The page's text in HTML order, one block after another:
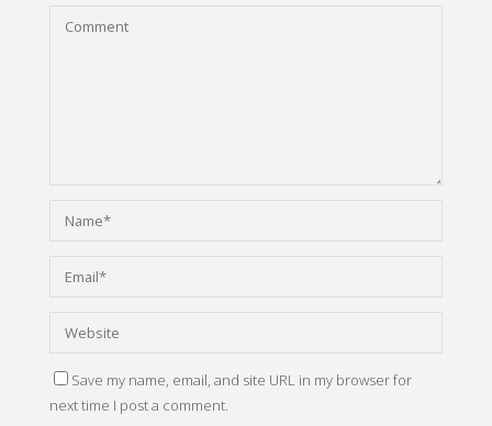
Save my name, email, and site URL in my browser for
next time I post a comment.